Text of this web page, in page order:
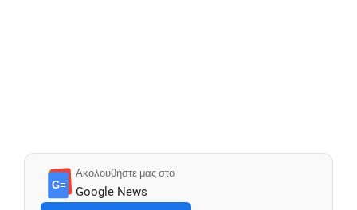
G≡
Ακολουθήστε μας στο
Google News